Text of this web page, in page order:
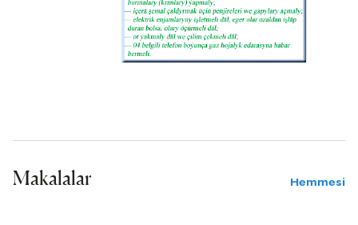
Makalalar Hemmesi